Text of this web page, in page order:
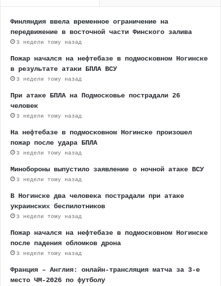
Финляндия ввела временное ограничение на
передвижение в восточной части Финского залива
3 недели тому назад
Пожар начался на нефтебазе в подмосковном Ногинске
в результате атаки БПЛА ВСУ
3 недели тому назад
При атаке БПЛА на Подмосковье пострадали 26
человек
3 недели тому назад
На нефтебазе в подмосковном Ногинске произошел
пожар после удара БПЛА
3 недели тому назад
Минобороны выпустило заявление о ночной атаке ВСУ
3 недели тому назад
В Ногинске два человека пострадали при атаке
украинских беспилотников
3 недели тому назад
Пожар начался на нефтебазе в подмосковном Ногинске
после падения обломков дрона
3 недели тому назад
Франция – Англия: онлайн-трансляция матча за 3-е
место ЧМ-2026 по футболу